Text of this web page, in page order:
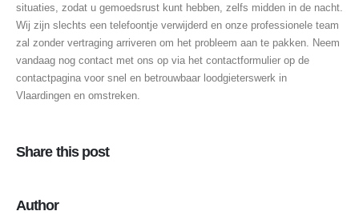
situaties, zodat u gemoedsrust kunt hebben, zelfs midden in de nacht.
Wij zijn slechts een telefoontje verwijderd en onze professionele team
zal zonder vertraging arriveren om het probleem aan te pakken. Neem
vandaag nog contact met ons op via het contactformulier op de
contactpagina voor snel en betrouwbaar loodgieterswerk in
Vlaardingen en omstreken.
Share this post
Author